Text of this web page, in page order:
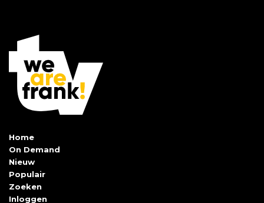
Home
On Demand
Nieuw
Populair
Zoeken
Inloggen